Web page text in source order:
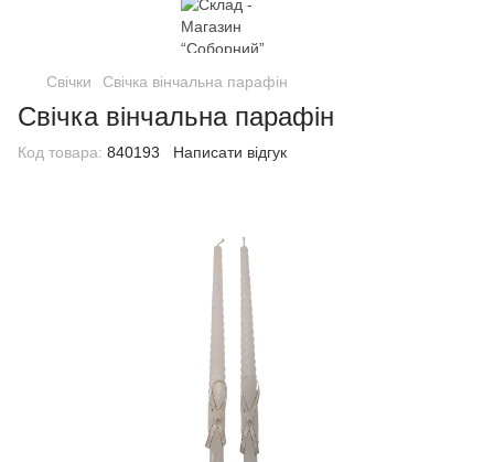
Свічки Свічка вінчальна парафін
Свічка вінчальна парафін
Код товара: 840193 Написати відгук